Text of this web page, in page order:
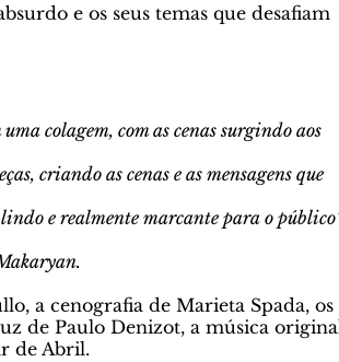
e os seus temas que desafiam
colagem, com as cenas surgindo aos
criando as cenas e as mensagens que
e realmente marcante para o
a cenografia de Marieta Spada, os
de Paulo Denizot, a música
de Abril.